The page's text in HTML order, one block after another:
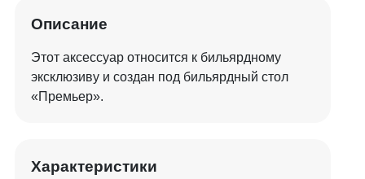
Описание
Этот аксессуар относится к бильярдному
эксклюзиву и создан под бильярдный стол
«Премьер».
Характеристики